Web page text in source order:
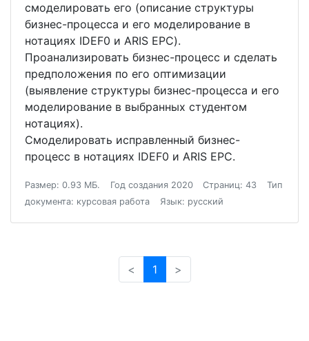
смоделировать его (описание структуры
бизнес-процесса и его моделирование в
нотациях IDEF0 и ARIS EPC).
Проанализировать бизнес-процесс и сделать
предположения по его оптимизации
(выявление структуры бизнес-процесса и его
моделирование в выбранных студентом
нотациях).
Смоделировать исправленный бизнес-
процесс в нотациях IDEF0 и ARIS EPC.
Размер: 0.93 МБ. Год создания 2020 Страниц: 43
Тип
документа: курсовая работа
Язык: русский
< 1 >